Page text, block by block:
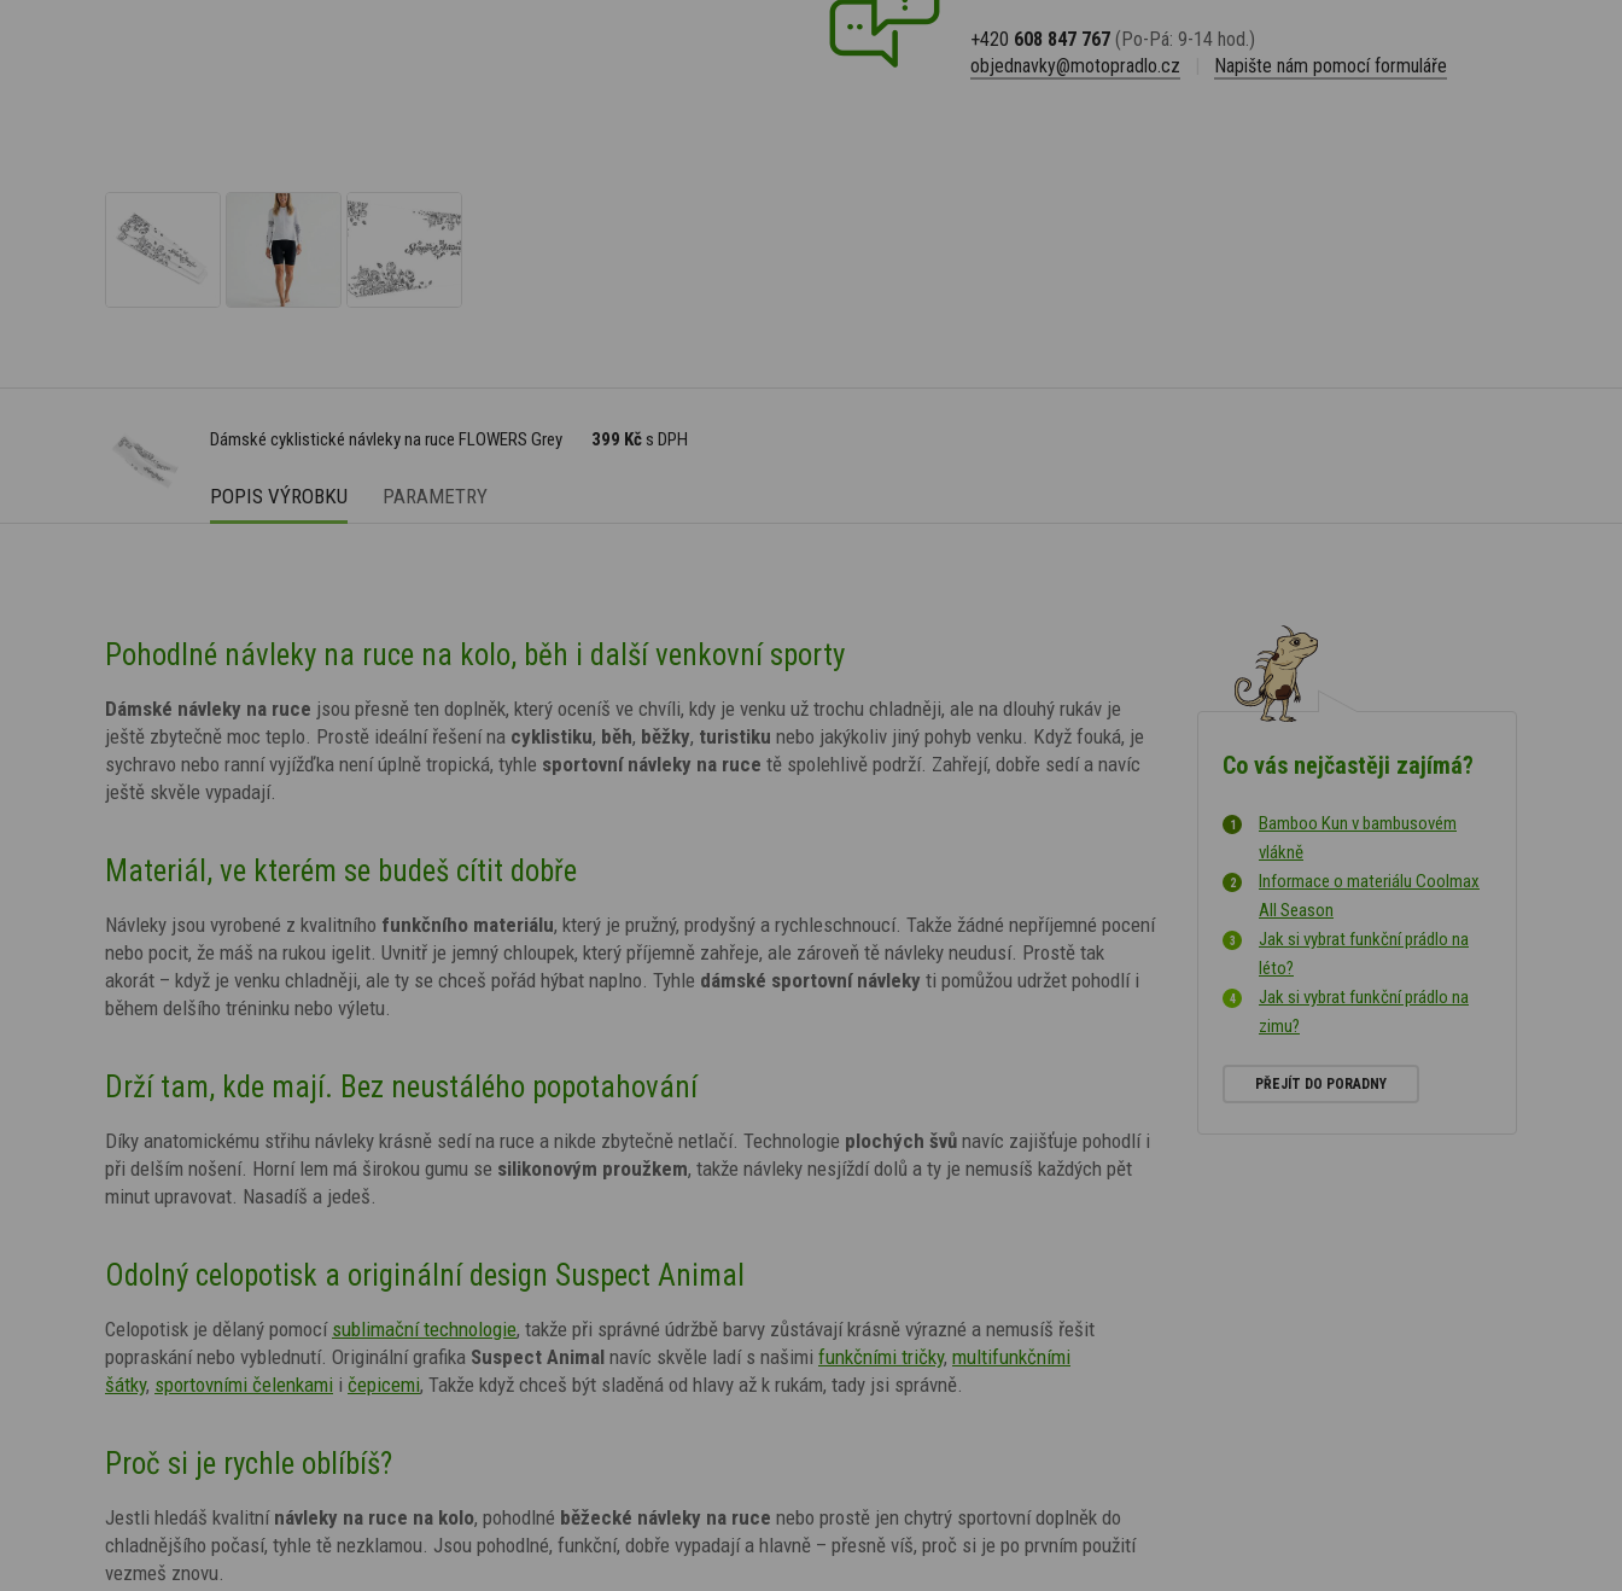
+420 608 847 767 (Po-Pá: 9-14 hod.)
objednavky@motopradlo.cz
Napište nám pomocí formuláře
Dámské cyklistické návleky na ruce FLOWERS Grey 399 Kčs DPH
POPIS VÝROBKU PARAMETRY
Pohodlné návleky na ruce na kolo, běh i další venkovní sporty
Dámské návleky na ruce jsou přesně ten doplněk, který oceníš ve chvíli, kdy je venku už trochu chladněji, ale na dlouhý rukáv je
ještě zbytečně moc teplo. Prostě ideální řešení na cyklistiku, běh, běžky, turistiku nebo jakýkoliv jiný pohyb venku. Když fouká, je
sychravo nebo ranní vyjížďka není úplně tropická, tyhle sportovní návleky na ruce tě spolehlivě podrží. Zahřejí, dobře sedí a navíc
ještě skvěle vypadají.
Materiál, ve kterém se budeš cítit dobře
Návleky jsou vyrobené z kvalitního funkčního materiálu, který je pružný, prodyšný a rychleschnoucí. Takže žádné nepříjemné pocení
nebo pocit, že máš na rukou igelit. Uvnitř je jemný chloupek, který příjemně zahřeje, ale zároveň tě návleky neudusí. Prostě tak
akorát – když je venku chladněji, ale ty se chceš pořád hýbat naplno. Tyhle dámské sportovní návleky ti pomůžou udržet pohodlí i
během delšího tréninku nebo výletu.
Drží tam, kde mají. Bez neustálého popotahování
Díky anatomickému střihu návleky krásně sedí na ruce a nikde zbytečně netlačí. Technologie plochých švů navíc zajišťuje pohodlí i
při delším nošení. Horní lem má širokou gumu se silikonovým proužkem, takže návleky nesjíždí dolů a ty je nemusíš každých pět
minut upravovat. Nasadíš a jedeš.
Odolný celopotisk a originální design Suspect Animal
Celopotisk je dělaný pomocí sublimační technologie, takže při správné údržbě barvy zůstávají krásně výrazné a nemusíš řešit
popraskání nebo vyblednutí. Originální grafika Suspect Animal navíc skvěle ladí s našimi funkčními tričky, multifunkčními
šátky, sportovními čelenkami i čepicemi, Takže když chceš být sladěná od hlavy až k rukám, tady jsi správně.
Proč si je rychle oblíbíš?
Jestli hledáš kvalitní návleky na ruce na kolo, pohodlné běžecké návleky na ruce nebo prostě jen chytrý sportovní doplněk do
chladnějšího počasí, tyhle tě nezklamou. Jsou pohodlné, funkční, dobře vypadají a hlavně – přesně víš, proč si je po prvním použití
vezmeš znovu.
Co vás nejčastěji zajímá?
Bamboo Kun v bambusovém
vlákně
Informace o materiálu Coolmax
All Season
Jak si vybrat funkční prádlo na
léto?
Jak si vybrat funkční prádlo na
zimu?
PŘEJÍT DO PORADNY